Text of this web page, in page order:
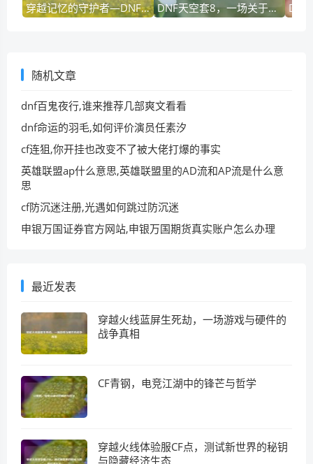
穿越记忆的守护者—DNF2013春节宠物的十年情怀考 DNF天空套8，一场关于深渊与荣光的氪金狂欢
随机文章
dnf百鬼夜行,谁来推荐几部爽文看看
dnf命运的羽毛,如何评价演员任素汐
cf连狙,你开挂也改变不了被大佬打爆的事实
英雄联盟ap什么意思,英雄联盟里的AD流和AP流是什么意
思
cf防沉迷注册,光遇如何跳过防沉迷
申银万国证券官方网站,申银万国期货真实账户怎么办理
最近发表
穿越火线蓝屏生死劫，一场游戏与硬件的
战争真相
CF青钢，电竞江湖中的锋芒与哲学
穿越火线体验服CF点，测试新世界的秘钥
与隐藏经济生态